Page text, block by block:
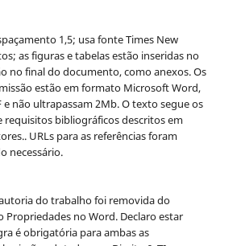
1,5; usa fonte Times New
as figuras e tabelas estão inseridas no
no final do documento, como anexos. Os
estão em formato Microsoft Word,
e não ultrapassam 2Mb. O texto segue os
requisitos bibliográficos descritos em
URLs para as referências foram
necessário.
do trabalho foi removida do
Propriedades no Word. Declaro estar
é obrigatória para ambas as